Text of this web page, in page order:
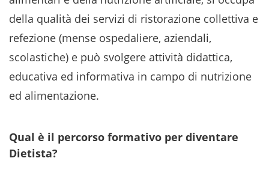
della qualità dei servizi di ristorazione collettiva e
refezione (mense ospedaliere, aziendali,
scolastiche) e può svolgere attività didattica,
educativa ed informativa in campo di nutrizione
ed alimentazione.
Qual è il percorso formativo per diventare
Dietista?